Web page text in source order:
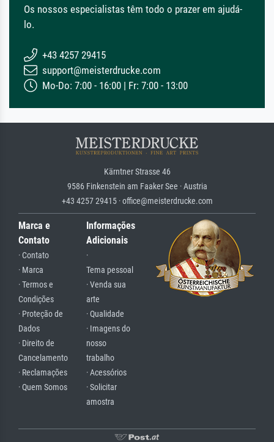
Os nossos especialistas têm todo o prazer em ajudá-
lo.
+43 4257 29415
support@meisterdrucke.com
Mo-Do: 7:00 - 16:00 | Fr: 7:00 - 13:00
Kärntner Strasse 46
9586 Finkenstein am Faaker See · Austria
+43 4257 29415 · office@meisterdrucke.com
Marca e
Contato
· Contato
· Marca
· Termos e
Condições
· Proteção de
Dados
· Direito de
Cancelamento
· Reclamações
· Quem Somos
Informações
Adicionais
·
Tema pessoal
· Venda sua
arte
· Qualidade
· Imagens do
nosso
trabalho
· Acessórios
· Solicitar
amostra